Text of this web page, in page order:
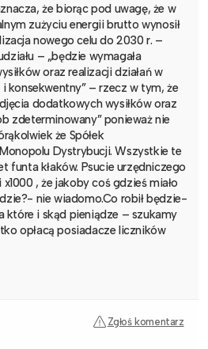
że biorąc pod uwagę, że w
zużyciu energii brutto wynosił
nowego celu do 2030 r. –
– „będzie wymagała
oraz realizacji działań w
konsekwentny” – rzecz w tym, że
dodatkowych wysiłków oraz
zdeterminowany” ponieważ nie
że Spółek
Dystrybucji. Wszystkie te
funta kłaków. Psucie urzędniczego
, że jakoby coś gdzieś miało
nie wiadomo.Co robił będzie-
które i skąd pieniądze – szukamy
opłacą posiadacze liczników
Zgłoś komentarz